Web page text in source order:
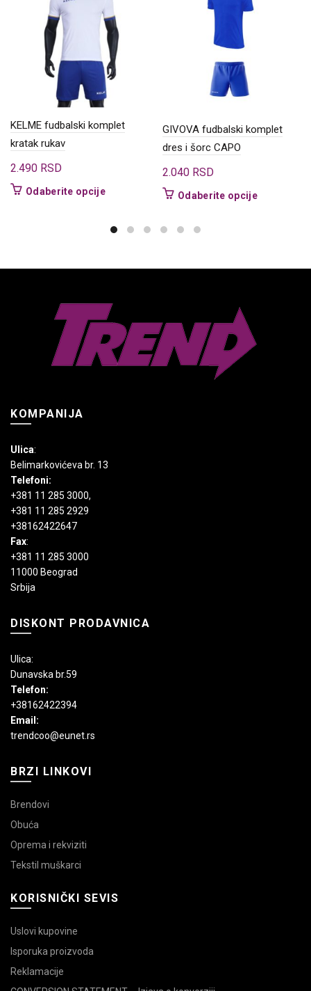
KELME fudbalski komplet
kratak rukav
2.490 RSD
Odaberite opcijeOvaj
više
Opcije
izabrane
stranici
proizvoda.
GIVOVA fudbalski komplet
dres i šorc CAPO
2.040 RSD
Odaberite opcijeOvaj
Opcije
stranici
KOMPANIJA
Ulica:
Belimarkovićeva br. 13
Telefoni:
+381 11 285 3000,
+381 11 285 2929
+38162422647
Fax:
+381 11 285 3000
11000 Beograd
Srbija
DISKONT PRODAVNICA
Ulica:
Dunavska br.59
Telefon:
+38162422394
Email:
trendcoo@eunet.rs
BRZI LINKOVI
Brendovi
Obuća
Oprema i rekviziti
Tekstil muškarci
KORISNIČKI SEVIS
Uslovi kupovine
Isporuka proizvoda
Reklamacije